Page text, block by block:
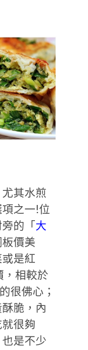
其水煎
之一!位
的「大
價美
是紅
，相較於
很佛心；
脆，內
很夠
是不少